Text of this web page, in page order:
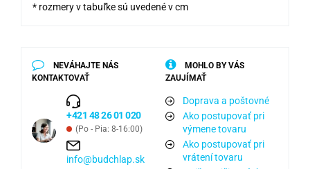
* rozmery v tabuľke sú uvedené v cm
NEVÁHAJTE NÁS
KONTAKTOVAŤ
+421 48 26 01 020
(Po - Pia: 8-16:00)
info@budchlap.sk
MOHLO BY VÁS
ZAUJÍMAŤ
Doprava a poštovné
Ako postupovať pri
výmene tovaru
Ako postupovať pri
vrátení tovaru